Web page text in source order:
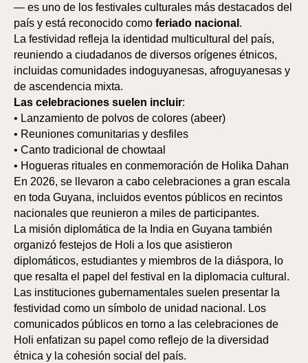
— es uno de los festivales culturales más destacados del
país y está reconocido como feriado nacional .
La festividad refleja la identidad multicultural del país,
reuniendo a ciudadanos de diversos orígenes étnicos,
incluidas comunidades indoguyanesas, afroguyanesas y
de ascendencia mixta.
Las celebraciones suelen incluir:
• Lanzamiento de polvos de colores (abeer)
• Reuniones comunitarias y desfiles
• Canto tradicional de chowtaal
• Hogueras rituales en conmemoración de Holika Dahan
En 2026, se llevaron a cabo celebraciones a gran escala
en toda Guyana, incluidos eventos públicos en recintos
nacionales que reunieron a miles de participantes.
La misión diplomática de la India en Guyana también
organizó festejos de Holi a los que asistieron
diplomáticos, estudiantes y miembros de la diáspora, lo
que resalta el papel del festival en la diplomacia cultural.
Las instituciones gubernamentales suelen presentar la
festividad como un símbolo de unidad nacional. Los
comunicados públicos en torno a las celebraciones de
Holi enfatizan su papel como reflejo de la diversidad
étnica y la cohesión social del país.